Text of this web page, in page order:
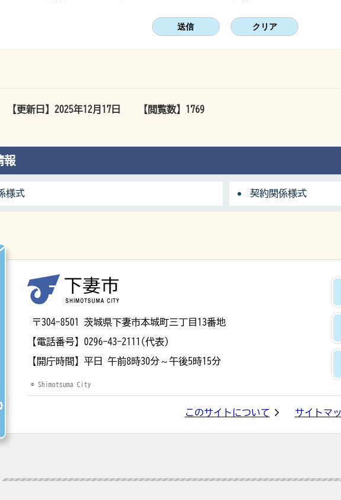
【更新日】 2025年12月17日 【閲覧数】 1769
報
様式 契約関係様式
〒304-8501 茨城県下妻市本城町三丁目13番地
【電話番号】 0296-43-2111(代表)
【開庁時間】 平日 午前8時30分～午後5時15分
© Shimotsuma City
このサイトについて サイトマ